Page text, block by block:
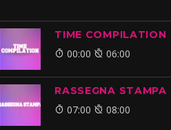
TIME COMPILATION
00:00 06:00
RASSEGNA STAMPA
07:00 08:00